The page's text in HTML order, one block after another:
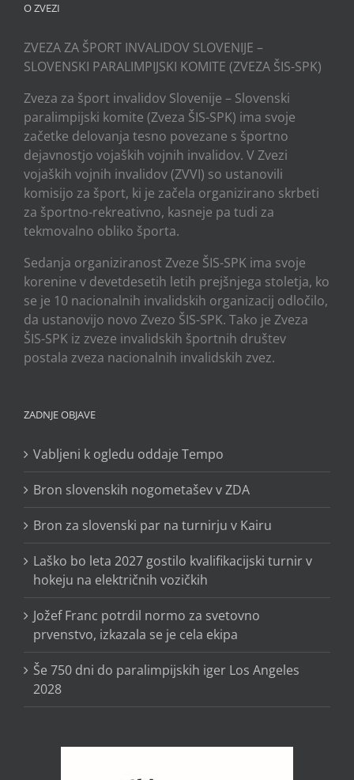
O ZVEZI
ZVEZA ZA ŠPORT INVALIDOV SLOVENIJE –
SLOVENSKI PARALIMPIJSKI KOMITE (ZVEZA ŠIS-SPK)
Zveza za šport invalidov Slovenije – Slovenski
paralimpijski komite (Zveza ŠIS-SPK) ima svoje
začetke delovanja tesno povezane s športno
dejavnostjo vojaških vojnih invalidov. V Zvezi
vojaških vojnih invalidov (ZVVI) so ustanovili
komisijo za šport, ki je začela organizirano skrbeti
za športno-rekreativno, kasneje pa tudi za
tekmovalno obliko športa.
Sedanja organiziranost Zveze ŠIS-SPK ima svoje
korenine v devetdesetih letih prejšnjega stoletja, ko
se je 10 nacionalnih invalidskih organizacij odločilo,
da ustanovijo novo Zvezo ŠIS-SPK. Tako je Zveza
ŠIS-SPK iz zveze invalidskih športnih društev
postala zveza nacionalnih invalidskih zvez.
ZADNJE OBJAVE
Vabljeni k ogledu oddaje Tempo
Bron slovenskih nogometašev v ZDA
Bron za slovenski par na turnirju v Kairu
Laško bo leta 2027 gostilo kvalifikacijski turnir v
hokeju na električnih vozičkih
Jožef Franc potrdil normo za svetovno
prvenstvo, izkazala se je cela ekipa
Še 750 dni do paralimpijskih iger Los Angeles
2028